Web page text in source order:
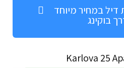
דיל במחיר מיוחד
בוקינג